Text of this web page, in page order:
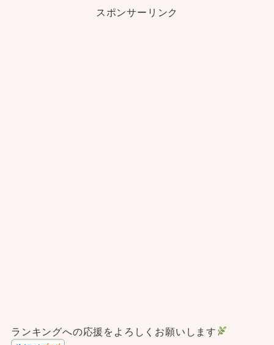
スポンサーリンク
ランキングへの応援をよろしくお願いします